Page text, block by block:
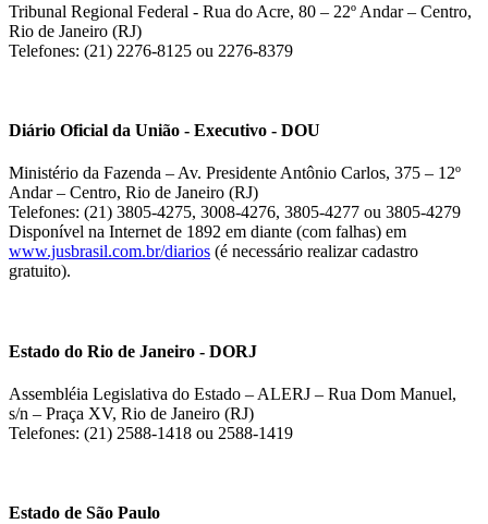
Tribunal Regional Federal - Rua do Acre, 80 – 22º Andar – Centro,
Rio de Janeiro (RJ)
Telefones: (21) 2276-8125 ou 2276-8379
Diário Oficial da União - Executivo - DOU
Ministério da Fazenda – Av. Presidente Antônio Carlos, 375 – 12º
Andar – Centro, Rio de Janeiro (RJ)
Telefones: (21) 3805-4275, 3008-4276, 3805-4277 ou 3805-4279
Disponível na Internet de 1892 em diante (com falhas) em
www.jusbrasil.com.br/diarios (é necessário realizar cadastro
gratuito).
Estado do Rio de Janeiro - DORJ
Assembléia Legislativa do Estado – ALERJ – Rua Dom Manuel,
s/n – Praça XV, Rio de Janeiro (RJ)
Telefones: (21) 2588-1418 ou 2588-1419
Estado de São Paulo